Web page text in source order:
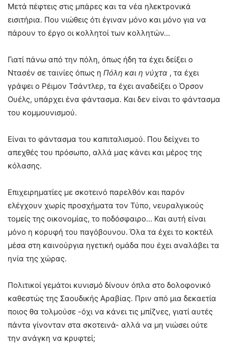
Μετά πέφτεις στις μπάρες και τα νέα ηλεκτρονικά
εισιτήρια. Που νιώθεις ότι έγιναν μόνο και μόνο για να
πάρουν το έργο οι κολλητοί των κολλητών…
Γιατί πάνω από την πόλη, όπως ήδη τα έχει δείξει ο
Ντασέν σε ταινίες όπως η Πόλη και η νύχτα , τα έχει
γράψει ο Ρέιμον Τσάντλερ, τα έχει αναδείξει ο Όρσον
Ουέλς, υπάρχει ένα φάντασμα. Και δεν είναι το φάντασμα
του κομμουνισμού.
Είναι το φάντασμα του καπιταλισμού. Που δείχνει το
απεχθές του πρόσωπο, αλλά μας κάνει και μέρος της
κόλασης.
Επιχειρηματίες με σκοτεινό παρελθόν και παρόν
ελέγχουν χωρίς προσχήματα τον Τύπο, νευραλγικούς
τομείς της οικονομίας, το ποδόσφαιρο… Και αυτή είναι
μόνο η κορυφή του παγόβουνου. Όλα τα έχει το κοκτέιλ
μέσα στη καινούργια ηγετική ομάδα που έχει αναλάβει τα
ηνία της χώρας.
Πολιτικοί γεμάτοι κυνισμό δίνουν όπλα στο δολοφονικό
καθεστώς της Σαουδικής Αραβίας. Πριν από μια δεκαετία
ποιος θα τολμούσε -όχι να κάνει τις μπίζνες, γιατί αυτές
πάντα γίνονταν στα σκοτεινά- αλλά να μη νιώσει ούτε
την ανάγκη να κρυφτεί;